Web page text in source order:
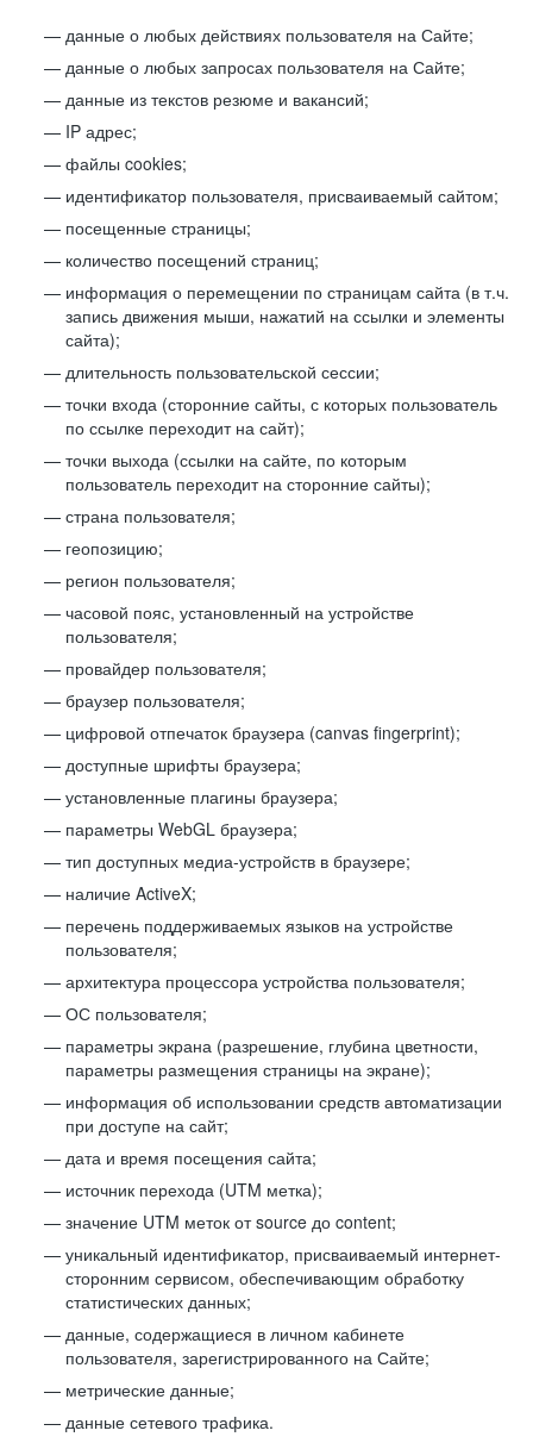
данные о любых действиях пользователя на Сайте;
данные о любых запросах пользователя на Сайте;
данные из текстов резюме и вакансий;
IP адрес;
файлы cookies;
идентификатор пользователя, присваиваемый сайтом;
посещенные страницы;
количество посещений страниц;
информация о перемещении по страницам сайта (в т.ч.
запись движения мыши, нажатий на ссылки и элементы
сайта);
длительность пользовательской сессии;
точки входа (сторонние сайты, с которых пользователь
по ссылке переходит на сайт);
точки выхода (ссылки на сайте, по которым
пользователь переходит на сторонние сайты);
страна пользователя;
геопозицию;
регион пользователя;
часовой пояс, установленный на устройстве
пользователя;
провайдер пользователя;
браузер пользователя;
цифровой отпечаток браузера (canvas fingerprint);
доступные шрифты браузера;
установленные плагины браузера;
параметры WebGL браузера;
тип доступных медиа-устройств в браузере;
наличие ActiveX;
перечень поддерживаемых языков на устройстве
пользователя;
архитектура процессора устройства пользователя;
ОС пользователя;
параметры экрана (разрешение, глубина цветности,
параметры размещения страницы на экране);
информация об использовании средств автоматизации
при доступе на сайт;
дата и время посещения сайта;
источник перехода (UTM метка);
значение UTM меток от source до content;
уникальный идентификатор, присваиваемый интернет-
сторонним сервисом, обеспечивающим обработку
статистических данных;
данные, содержащиеся в личном кабинете
пользователя, зарегистрированного на Сайте;
метрические данные;
данные сетевого трафика.